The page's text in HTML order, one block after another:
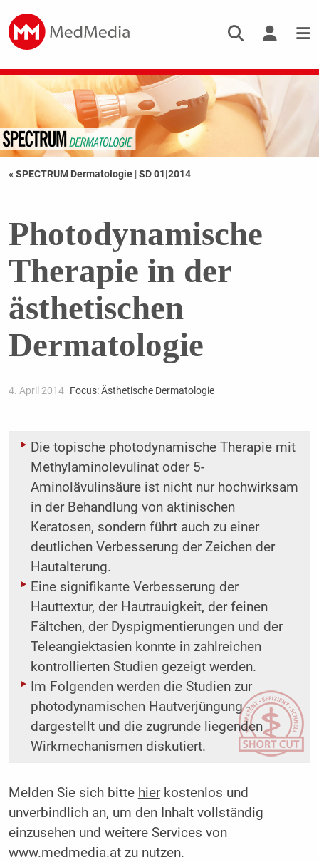
« SPECTRUM Dermatologie |SD 01|2014
Photodynamische
Therapie in der
ästhetischen
Dermatologie
4. April 2014 Focus: Ästhetische Dermatologie
Die topische photodynamische Therapie mit
Methylaminolevulinat oder 5-
Aminolävulinsäure ist nicht nur hochwirksam
in der Behandlung von aktinischen
Keratosen, sondern führt auch zu einer
deutlichen Verbesserung der Zeichen der
Hautalterung.
Eine signifikante Verbesserung der
Hauttextur, der Hautrauigkeit, der feinen
Fältchen, der ­Dyspigmentierungen und der
Teleangiektasien konnte in zahlreichen
kontrollierten Studien gezeigt werden.
Im Folgenden werden die Studien zur
photodynamischen Hautverjüngung ­
dargestellt und die zugrunde liegenden
Wirkmechanismen diskutiert.
Melden Sie sich bitte hierkostenlos und
unverbindlich an, um den Inhalt vollständig
einzusehen und weitere Services von
www.medmedia.at zu nutzen.